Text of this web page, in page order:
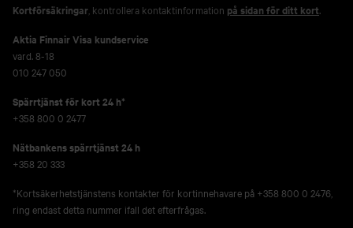
Kortförsäkringar , kontrollera kontaktinformation på sidan för ditt kort.
Aktia Finnair Visa kundservice
vard. 8-18
010 247 050
Spärrtjänst för kort 24 h*
+358 800 0 2477
Nätbankens spärrtjänst 24 h
+358 20 333
*Kortsäkerhetstjänstens kontakter för kortinnehavare på +358 800 0 2476,
ring endast detta nummer ifall det efterfrågas.